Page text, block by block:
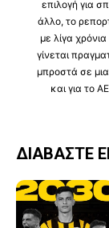
επιλογή για
άλλο, το
με λίγα
γίνεται
μπροστά σε
και για το
ΔΙΑΒΑΣΤΕ